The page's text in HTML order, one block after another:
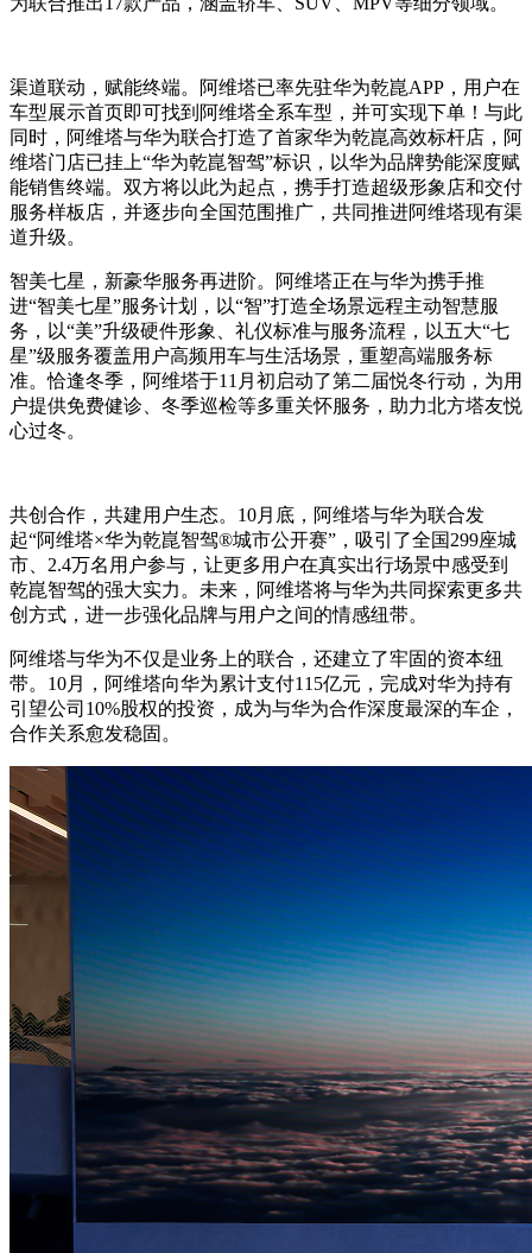
渠道联动，赋能终端。阿维塔已率先驻华为乾崑APP，用户在
车型展示首页即可找到阿维塔全系车型，并可实现下单！与此
同时，阿维塔与华为联合打造了首家华为乾崑高效标杆店，阿
维塔门店已挂上“华为乾崑智驾”标识，以华为品牌势能深度赋
能销售终端。双方将以此为起点，携手打造超级形象店和交付
服务样板店，并逐步向全国范围推广，共同推进阿维塔现有渠
道升级。
智美七星，新豪华服务再进阶。阿维塔正在与华为携手推
进“智美七星”服务计划，以“智”打造全场景远程主动智慧服
务，以“美”升级硬件形象、礼仪标准与服务流程，以五大“七
星”级服务覆盖用户高频用车与生活场景，重塑高端服务标
准。恰逢冬季，阿维塔于11月初启动了第二届悦冬行动，为用
户提供免费健诊、冬季巡检等多重关怀服务，助力北方塔友悦
心过冬。
共创合作，共建用户生态。10月底，阿维塔与华为联合发
起“阿维塔×华为乾崑智驾®城市公开赛”，吸引了全国299座城
市、2.4万名用户参与，让更多用户在真实出行场景中感受到
乾崑智驾的强大实力。未来，阿维塔将与华为共同探索更多共
创方式，进一步强化品牌与用户之间的情感纽带。
阿维塔与华为不仅是业务上的联合，还建立了牢固的资本纽
带。10月，阿维塔向华为累计支付115亿元，完成对华为持有
引望公司10%股权的投资，成为与华为合作深度最深的车企，
合作关系愈发稳固。